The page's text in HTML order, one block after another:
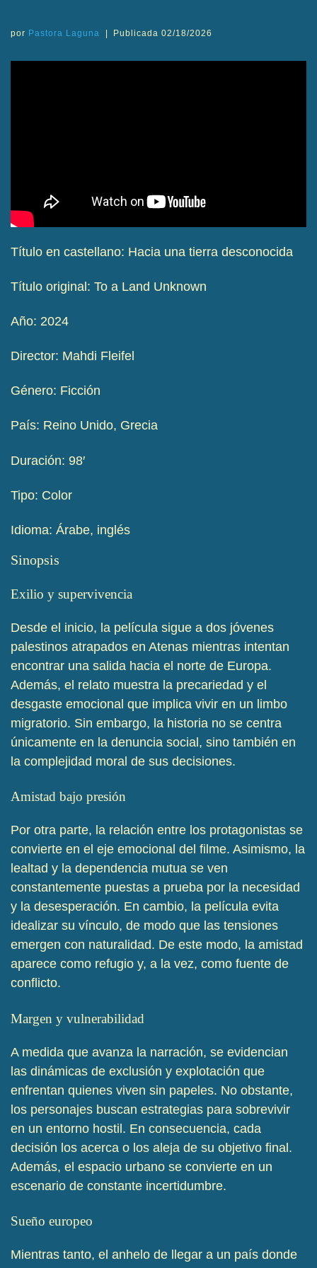
por Pastora Laguna Publicada02/18/2026
Título en castellano: Hacia una tierra desconocida
Título original: To a Land Unknown
Año: 2024
Director: Mahdi Fleifel
Género: Ficción
País: Reino Unido, Grecia
Duración: 98′
Tipo: Color
Idioma: Árabe, inglés
Sinopsis
Exilio y supervivencia
Desde el inicio, la película sigue a dos jóvenes
palestinos atrapados en Atenas mientras intentan
encontrar una salida hacia el norte de Europa.
Además, el relato muestra la precariedad y el
desgaste emocional que implica vivir en un limbo
migratorio. Sin embargo, la historia no se centra
únicamente en la denuncia social, sino también en
la complejidad moral de sus decisiones.
Amistad bajo presión
Por otra parte, la relación entre los protagonistas se
convierte en el eje emocional del filme. Asimismo, la
lealtad y la dependencia mutua se ven
constantemente puestas a prueba por la necesidad
y la desesperación. En cambio, la película evita
idealizar su vínculo, de modo que las tensiones
emergen con naturalidad. De este modo, la amistad
aparece como refugio y, a la vez, como fuente de
conflicto.
Margen y vulnerabilidad
A medida que avanza la narración, se evidencian
las dinámicas de exclusión y explotación que
enfrentan quienes viven sin papeles. No obstante,
los personajes buscan estrategias para sobrevivir
en un entorno hostil. En consecuencia, cada
decisión los acerca o los aleja de su objetivo final.
Además, el espacio urbano se convierte en un
escenario de constante incertidumbre.
Sueño europeo
Mientras tanto, el anhelo de llegar a un país donde